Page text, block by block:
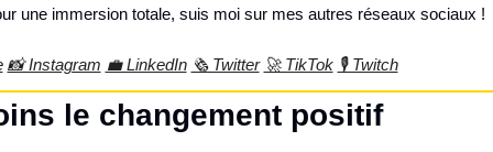
une immersion totale, suis moi sur mes autres réseaux sociaux !
📸 Instagram 💼 LinkedIn 🗞️ Twitter 🚀 TikTok 🎙 Twitch
le changement positif